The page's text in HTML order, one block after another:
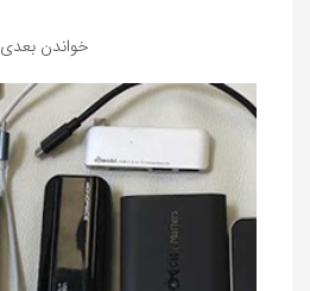
خواندن بعدی